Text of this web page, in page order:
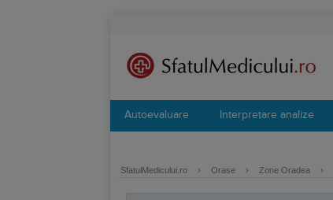
Autoevaluare Interpretare analize
SfatulMedicului.ro › Orase › Zone Oradea ›